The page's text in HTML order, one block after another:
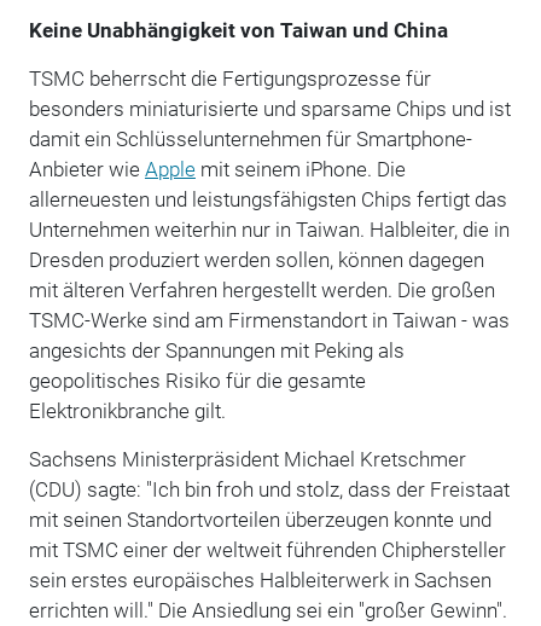
Keine Unabhängigkeit von Taiwan und China
TSMC beherrscht die Fertigungsprozesse für
besonders miniaturisierte und sparsame Chips und ist
damit ein Schlüsselunternehmen für Smartphone-
Anbieter wie Applemit seinem iPhone. Die
allerneuesten und leistungsfähigsten Chips fertigt das
Unternehmen weiterhin nur in Taiwan. Halbleiter, die in
Dresden produziert werden sollen, können dagegen
mit älteren Verfahren hergestellt werden. Die großen
TSMC-Werke sind am Firmenstandort in Taiwan - was
angesichts der Spannungen mit Peking als
geopolitisches Risiko für die gesamte
Elektronikbranche gilt.
Sachsens Ministerpräsident Michael Kretschmer
(CDU) sagte: "Ich bin froh und stolz, dass der Freistaat
mit seinen Standortvorteilen überzeugen konnte und
mit TSMC einer der weltweit führenden Chiphersteller
sein erstes europäisches Halbleiterwerk in Sachsen
errichten will." Die Ansiedlung sei ein "großer Gewinn".